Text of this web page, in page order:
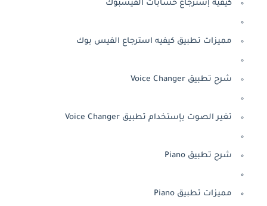
كيفية إسترجاع حسابات الفيسبوك
مميزات تطبيق كيفيه استرجاع الفيس بوك
شرح تطبيق Voice Changer
تغير الصوت بإستخدام تطبيق Voice Changer
شرح تطبيق Piano
مميزات تطبيق Piano